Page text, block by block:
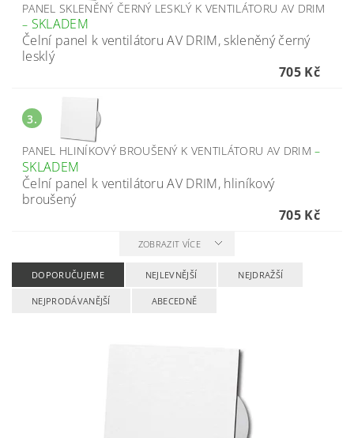
PANEL SKLENĚNÝ ČERNÝ LESKLÝ K VENTILÁTORU AV DRIM
– SKLADEM
Čelní panel k ventilátoru AV DRIM, skleněný černý
lesklý
705 Kč
3.
PANEL HLINÍKOVÝ BROUŠENÝ K VENTILÁTORU AV DRIM–
SKLADEM
Čelní panel k ventilátoru AV DRIM, hliníkový
broušený
705 Kč
ZOBRAZIT VÍCE
DOPORUČUJEME NEJLEVNĚJŠÍ NEJDRAŽŠÍ
NEJPRODÁVANĚJŠÍ ABECEDNĚ